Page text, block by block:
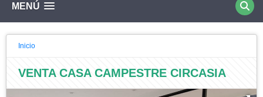
MENÚ
Inicio
VENTA CASA CAMPESTRE CIRCASIA